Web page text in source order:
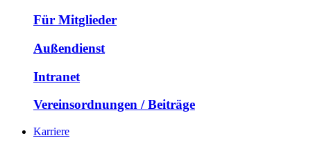
Für Mitglieder
Außendienst
Intranet
Vereinsordnungen / Beiträge
Karriere